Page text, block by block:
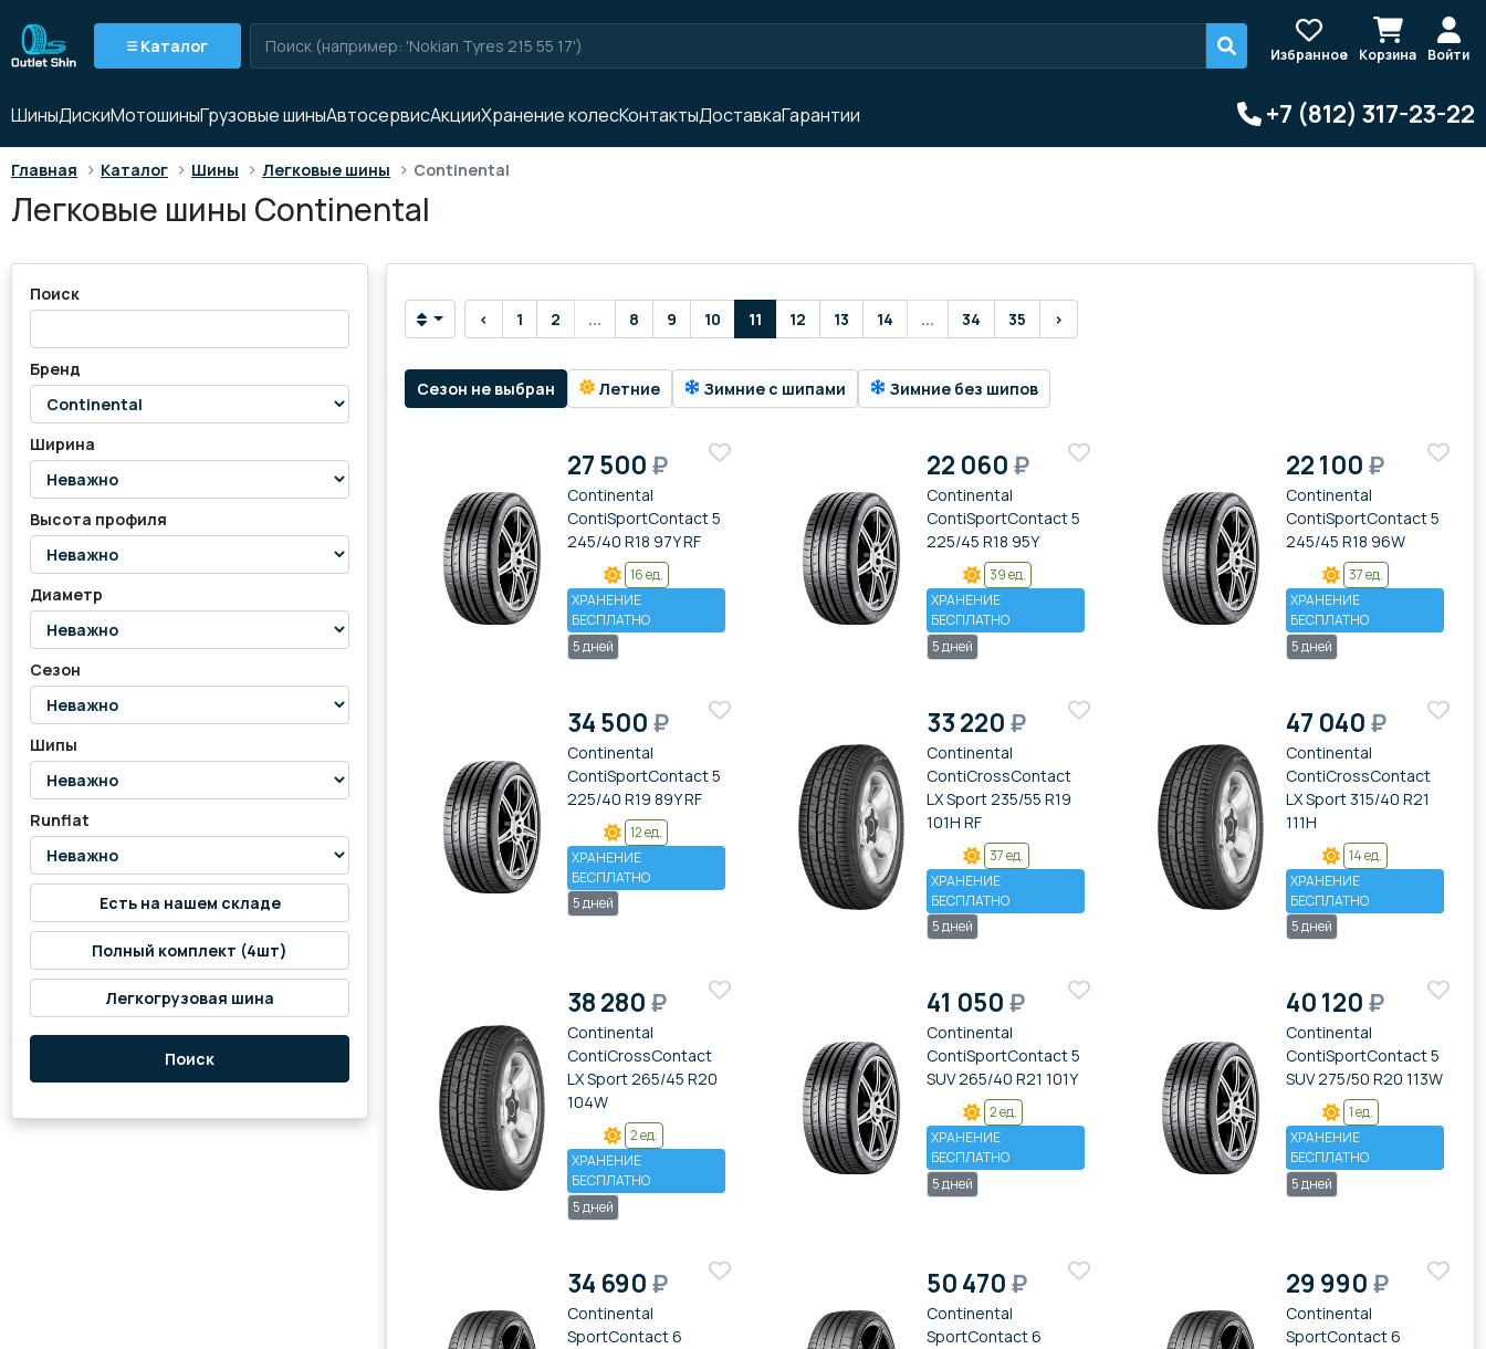
Каталог Избранное Корзина Войти
ШиныДискиМотошиныГрузовые шиныАвтосервисАкцииХранение колесКонтактыДоставкаГарантии +7 (812) 317-23-22
Главная > Каталог > Шины > Легковые шины > Continental
Легковые шины Continental
Поиск
Бренд
Ширина
Высота профиля
Диаметр
Сезон
Шипы
Runflat
Есть на нашем складе
Полный комплект (4шт)
Легкогрузовая шина
Поиск
‹ 1 2 ... 8 9 10 11 12 13 14 ... 34 35 ›
Сезон не выбран Летние Зимние с шипами Зимние без шипов
27 500₽
Continental
ContiSportContact 5
245/40 R18 97Y RF
16 ед.
ХРАНЕНИЕ
БЕСПЛАТНО
5 дней
22 060₽
Continental
ContiSportContact 5
225/45 R18 95Y
39 ед.
ХРАНЕНИЕ
БЕСПЛАТНО
5 дней
22 100₽
Continental
ContiSportContact 5
245/45 R18 96W
37 ед.
ХРАНЕНИЕ
БЕСПЛАТНО
5 дней
34 500₽
Continental
ContiSportContact 5
225/40 R19 89Y RF
12 ед.
ХРАНЕНИЕ
БЕСПЛАТНО
5 дней
33 220₽
Continental
ContiCrossContact
LX Sport 235/55 R19
101H RF
37 ед.
ХРАНЕНИЕ
БЕСПЛАТНО
5 дней
47 040₽
Continental
ContiCrossContact
LX Sport 315/40 R21
111H
14 ед.
ХРАНЕНИЕ
БЕСПЛАТНО
5 дней
38 280₽
Continental
ContiCrossContact
LX Sport 265/45 R20
104W
2 ед.
ХРАНЕНИЕ
БЕСПЛАТНО
5 дней
41 050₽
Continental
ContiSportContact 5
SUV 265/40 R21 101Y
2 ед.
ХРАНЕНИЕ
БЕСПЛАТНО
5 дней
40 120₽
Continental
ContiSportContact 5
SUV 275/50 R20 113W
1 ед.
ХРАНЕНИЕ
БЕСПЛАТНО
5 дней
34 690₽
Continental
SportContact 6
50 470₽
Continental
SportContact 6
29 990₽
Continental
SportContact 6